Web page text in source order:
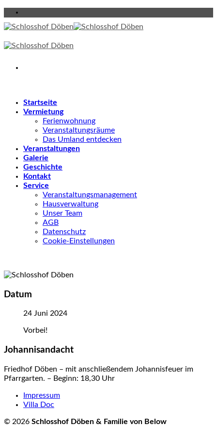
Skip
to
content
Startseite
Vermietung
Ferienwohnung
Veranstaltungsräume
Das Umland entdecken
Veranstaltungen
Galerie
Geschichte
Kontakt
Service
Veranstaltungsmanagement
Hausverwaltung
Unser Team
AGB
Datenschutz
Cookie-Einstellungen
Datum
24 Juni 2024
Vorbei!
Johannisandacht
Friedhof Döben – mit anschließendem Johannisfeuer im
Pfarrgarten. – Beginn: 18,30 Uhr
Impressum
Villa Doc
© 2026 Schlosshof Döben & Familie von Below